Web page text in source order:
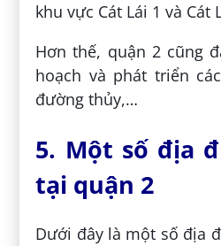
khu vực Cát Lái 1 và Cát
Hơn thế, quận 2 cũng
hoạch và phát triển
đường thủy,…
5. Một số địa
tại quận 2
Dưới đây là một số địa